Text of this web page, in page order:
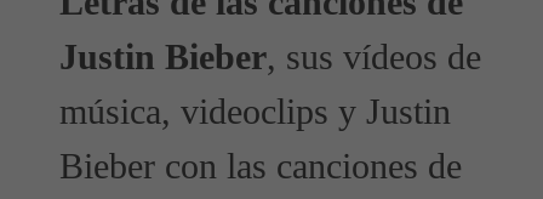
Justin Bieber, sus vídeos de
música, videoclips y Justin
Bieber con las canciones de